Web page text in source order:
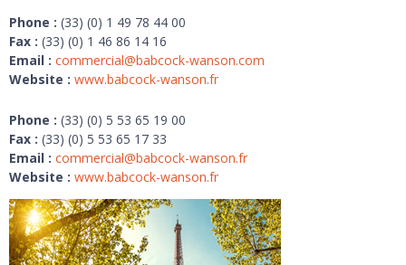
Phone : (33) (0) 1 49 78 44 00
Fax : (33) (0) 1 46 86 14 16
Email : commercial@babcock-wanson.com
Website : www.babcock-wanson.fr
Phone : (33) (0) 5 53 65 19 00
Fax : (33) (0) 5 53 65 17 33
Email : commercial@babcock-wanson.fr
Website : www.babcock-wanson.fr